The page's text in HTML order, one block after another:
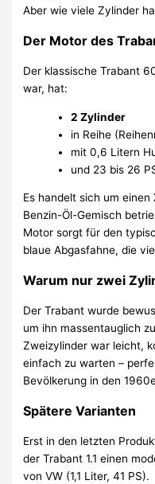
Aber wie viele Zylinder
Der Motor des
Der klassische Trabant
war, hat:
2 Zylinder
in Reihe
mit 0,6 Litern
und 23 bis 26
Es handelt sich um einen
Benzin-Öl-Gemisch
Motor sorgt für den
blaue Abgasfahne, die
Warum nur zwei
Der Trabant wurde
um ihn massentauglich
Zweizylinder war leicht,
einfach zu warten –
Bevölkerung in den
Spätere Varianten
Erst in den letzten
der Trabant 1.1 einen
von VW (1,1 Liter, 41 PS).